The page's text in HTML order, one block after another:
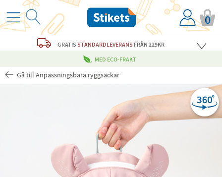
0
GRATIS STANDARDLEVERANS FRÅN 229KR
MED ECO-FRAKT
Gå till Anpassningsbara ryggsäckar